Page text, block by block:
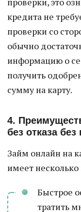
кредита не
проверки со
обычно
информацию о
получить
сумму на карту.
4.
без отказа без
Займ онлайн на
имеет
Быстрое
тратить